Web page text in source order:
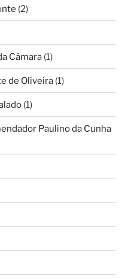
(2)
Câmara (1)
de Oliveira (1)
(1)
Paulino da Cunha